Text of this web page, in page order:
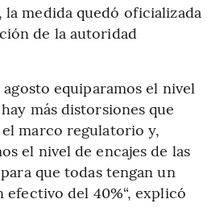
la medida quedó oficializada
de la autoridad
agosto equiparamos el nivel
más distorsiones que
marco regulatorio y,
el nivel de encajes de las
que todas tengan un
efectivo del 40%“, explicó